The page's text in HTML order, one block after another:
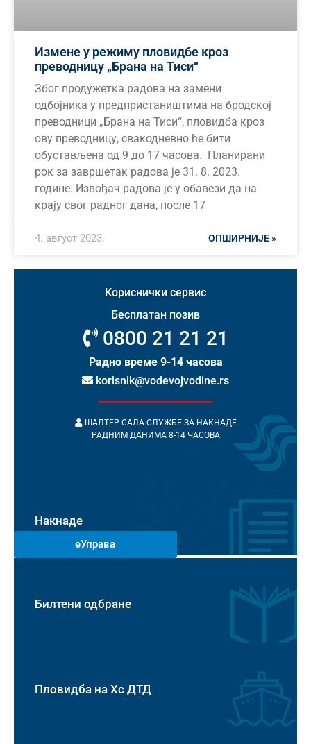
Измене у режиму пловидбе кроз
преводницу „Брана на Тиси“
Због продужетка радова на замени
одбојника у предпристаништима на бродској
преводници „Брана на Тиси“, пловидба кроз
ову преводницу, свакодневно ће бити
обустављена од 9 до 17 часова. Планирани
рок за завршетак радова је 31. 8. 2023.
године. Извођач радова је у обавези да на
крају свог радног дана, после 17
ОПШИРНИЈЕ »
4. август 2023.
Кориснички сервис
Бесплатан позив
0800 21 21 21
Радно време 9-14 часова
korisnik@vodevojvodine.rs
ШАЛТЕР САЛА СЛУЖБЕ ЗА НАКНАДЕ
РАДНИМ ДАНИМА 8-14 ЧАСОВА
Накнаде
еУправа
Билтени одбране
Пловидба на Хс ДТД